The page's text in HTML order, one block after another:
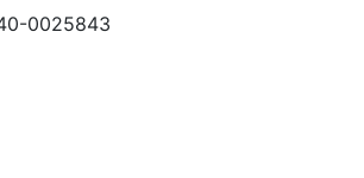
0025843